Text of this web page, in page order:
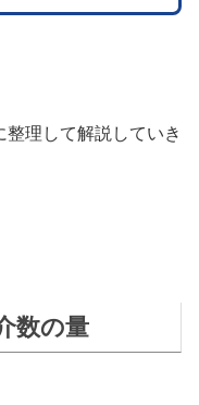
整理して解説していき
数の量